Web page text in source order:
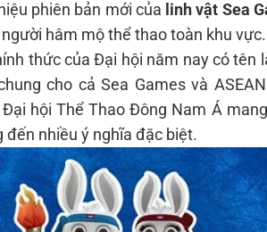
phiên bản mới của linh vật Sea
hâm mộ thể thao toàn khu vực.
thức của Đại hội năm nay có tên
cho cả Sea Games và
hội Thể Thao Đông Nam Á
đến nhiều ý nghĩa đặc biệt.